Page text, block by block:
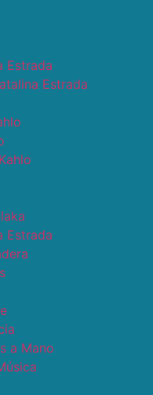
Estrada
Estrada
Estrada
a Mano